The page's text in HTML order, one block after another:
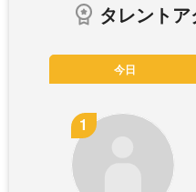
タレント
今日